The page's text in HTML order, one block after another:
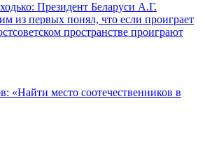
Президент Беларуси А.Г.
из первых понял, что если проиграет
пространстве проиграют
«Найти место соотечественников в